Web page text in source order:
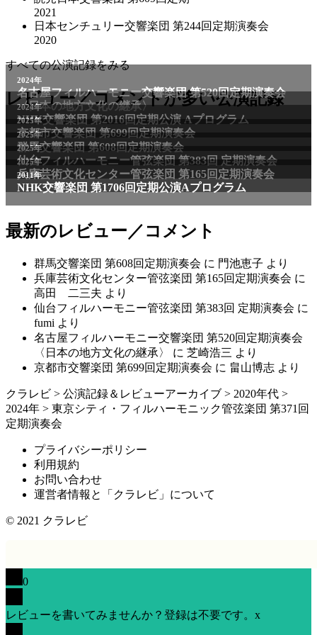
2021
日本センチュリー交響楽団 第244回定期演奏会
2020
すべての公演記録をみる
レビュー／コメントが多い公演記録
2024年
名古屋フィルハーモニー交響楽団 第520回定期演奏会
〈日本の地方文化の継承〉
2024年
NHK交響楽団 第2016回定期公演 Aプログラム
2025年
京都市交響楽団 第699回定期演奏会
2025年
群馬交響楽団 第608回定期演奏会
2025年
仙台フィルハーモニー管弦楽団 第383回 定期演奏会
2025年
兵庫芸術文化センター管弦楽団 第165回定期演奏会
2011年
NHK交響楽団 第1706回定期公演Aプログラム
最新のレビュー／コメント
群馬交響楽団 第608回定期演奏会 に 門池恵子 より
兵庫芸術文化センター管弦楽団 第165回定期演奏会 に
高田 二三夫 より
仙台フィルハーモニー管弦楽団 第383回 定期演奏会 に
fumi より
名古屋フィルハーモニー交響楽団 第520回定期演奏会
〈日本の地方文化の継承〉
に 芝崎浩三 より
京都市交響楽団 第699回定期演奏会 に 畠山博志 より
クラレビ > 公演記録＆レビューアーカイブ > 2020年代 >
2024年 > 東京シティ・フィルハーモニック管弦楽団 第371回
定期演奏会
プライバシーポリシー
利用規約
お問い合わせ
運営者情報と「クラレビ」について
© 2021 クラレビ
0
レビューを書いてみませんか？登録は不要です。 x